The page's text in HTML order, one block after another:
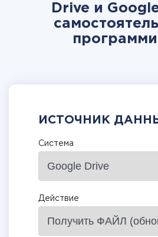
Drive и
ИСТОЧНИК
Система
Действие